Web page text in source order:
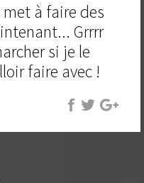
à faire des
Grrrr
si je le
faire avec !